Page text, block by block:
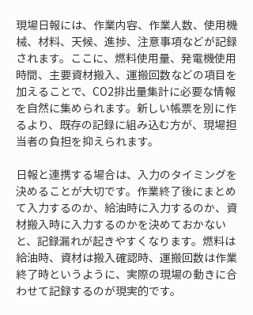
現場日報には、作業内容、作業人数、使用機
械、材料、天候、進捗、注意事項などが記録
されます。ここに、燃料使用量、発電機使用
時間、主要資材搬入、運搬回数などの項目を
加えることで、CO2排出量集計に必要な情報
を自然に集められます。新しい帳票を別に作
るより、既存の記録に組み込む方が、現場担
当者の負担を抑えられます。
日報と連携する場合は、入力のタイミングを
決めることが大切です。作業終了後にまとめ
て入力するのか、給油時に入力するのか、資
材搬入時に入力するのかを決めておかない
と、記録漏れが起きやすくなります。燃料は
給油時、資材は搬入確認時、運搬回数は作業
終了時というように、実際の現場の動きに合
わせて記録するのが現実的です。